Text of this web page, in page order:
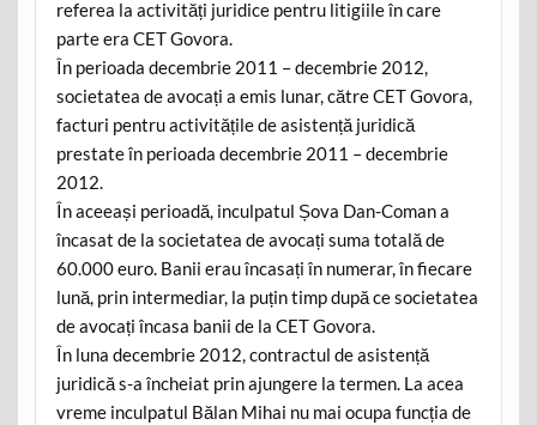
referea la activități juridice pentru litigiile în care
parte era CET Govora.
În perioada decembrie 2011 – decembrie 2012,
societatea de avocați a emis lunar, către CET Govora,
facturi pentru activitățile de asistență juridică
prestate în perioada decembrie 2011 – decembrie
2012.
În aceeași perioadă, inculpatul Șova Dan-Coman a
încasat de la societatea de avocați suma totală de
60.000 euro. Banii erau încasați în numerar, în fiecare
lună, prin intermediar, la puțin timp după ce societatea
de avocați încasa banii de la CET Govora.
În luna decembrie 2012, contractul de asistență
juridică s-a încheiat prin ajungere la termen. La acea
vreme inculpatul Bălan Mihai nu mai ocupa funcția de